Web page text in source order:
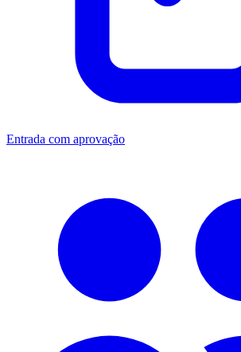
Entrada com aprovação